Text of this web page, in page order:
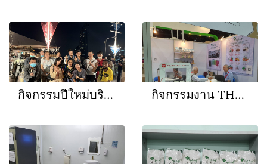
กิจกรรมปีใหม่บริษัท กิจกรรมงาน THAIFEX